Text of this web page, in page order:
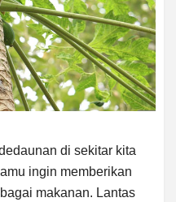
di sekitar kita
ingin memberikan
makanan. Lantas